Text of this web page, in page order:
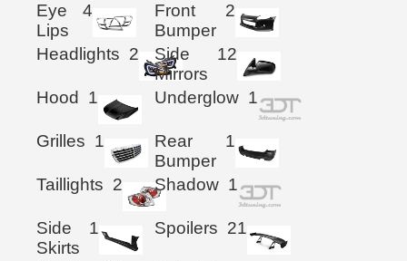
Eye
Lips
4
Front
Bumper
2
Headlights 2
Side
Mirrors
12
Hood 1 Underglow 1
Grilles 1
Rear
Bumper
1
Taillights 2 Shadow 1
Side
Skirts
1 Spoilers 21